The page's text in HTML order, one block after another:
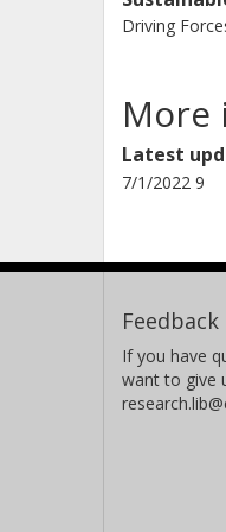
Driving
More
Latest
7/1/2022 9
If you have
want to give